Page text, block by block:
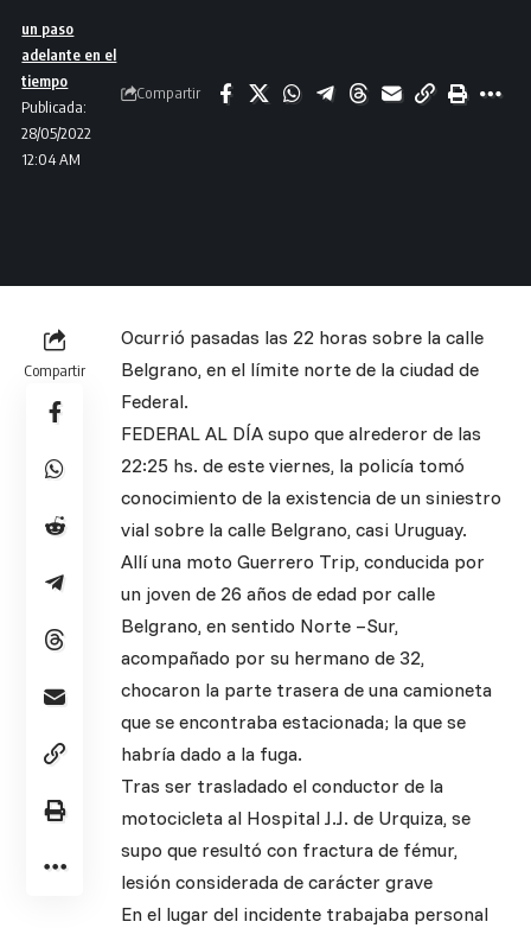
Publicada:
28/05/2022
12:04 AM
un paso
adelante en el
tiempo
Compartir
Compartir
Ocurrió pasadas las 22 horas sobre la calle
Belgrano, en el límite norte de la ciudad de
Federal.
FEDERAL AL DÍA supo que alrederor de las
22:25 hs. de este viernes, la policía tomó
conocimiento de la existencia de un siniestro
vial sobre la calle Belgrano, casi Uruguay.
Allí una moto Guerrero Trip, conducida por
un joven de 26 años de edad por calle
Belgrano, en sentido Norte –Sur,
acompañado por su hermano de 32,
chocaron la parte trasera de una camioneta
que se encontraba estacionada; la que se
habría dado a la fuga.
Tras ser trasladado el conductor de la
motocicleta al Hospital J.J. de Urquiza, se
supo que resultó con fractura de fémur,
lesión considerada de carácter grave
En el lugar del incidente trabajaba personal